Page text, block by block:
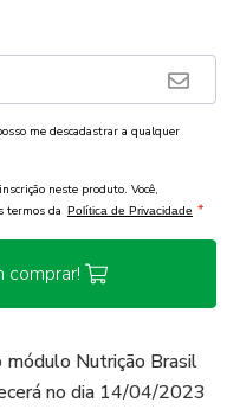
me descadastrar a qualquer
neste produto. Você,
termos da Política de Privacidade *
comprar!
módulo Nutrição Brasil
no dia 14/04/2023